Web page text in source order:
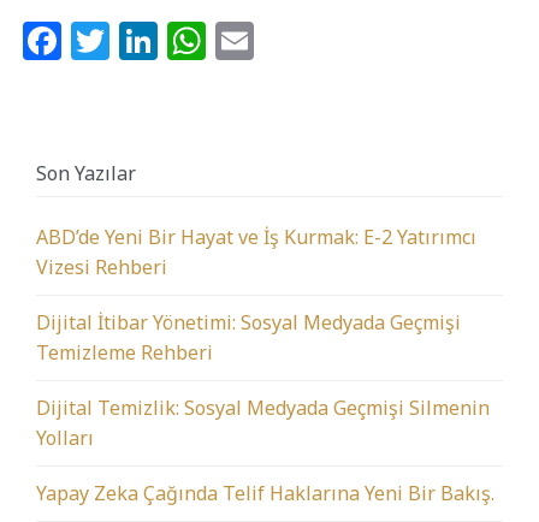
Facebook
Twitter
LinkedIn
WhatsApp
Son Yazılar
ABD’de Yeni Bir Hayat ve İş Kurmak: E-2 Yatırımcı
Vizesi Rehberi
Dijital İtibar Yönetimi: Sosyal Medyada Geçmişi
Temizleme Rehberi
Dijital Temizlik: Sosyal Medyada Geçmişi Silmenin
Yolları
Yapay Zeka Çağında Telif Haklarına Yeni Bir Bakış.